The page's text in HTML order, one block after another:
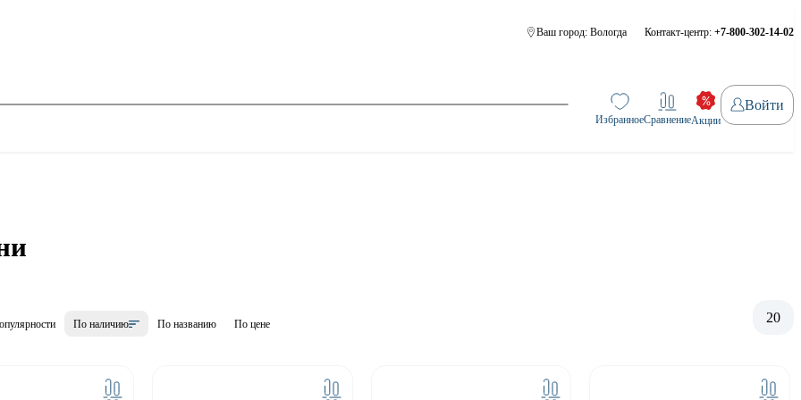
Ваш город: Вологда Контакт-центр: +7-800-302-14-02
ИзбранноеСравнениеАкции
Войти
По наличию По названию По цене 20